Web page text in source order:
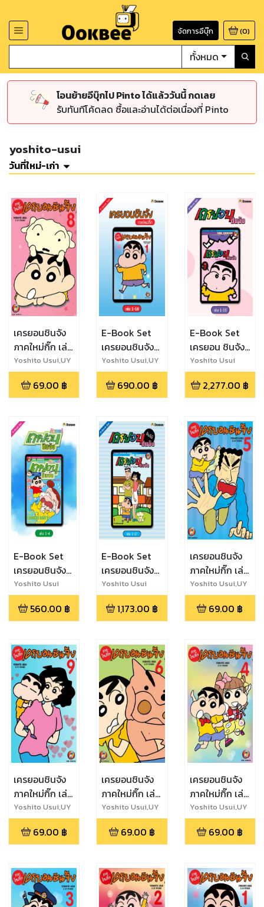
จัดการอีบุ๊ก (0)
ทั้งหมด
โอนย้ายอีบุ๊กไป Pinto ได้แล้ววันนี้ กดเลย
รับทันทีโค้ดลด ซื้อและอ่านได้ต่อเนื่องที่ Pinto
yoshito-usui
วันที่ใหม่-เก่า
เครยอนชินจัง
ภาคใหม่กิ๊ก เล่ม
8
Yoshito Usui,UY
Studio
69.00 ฿
E-Book Set
เครยอนชินจัง
ภาคใหม่กิ๊ก เล่ม
1-10
Yoshito Usui,UY
Studio
690.00 ฿
E-Book Set
เครยอน ชินจัง
เล่ม 1-33
Yoshito Usui
2,277.00 ฿
E-Book Set
เครยอนชินจัง
คัลเลอร์ เล่ม 1-
4
Yoshito Usui
560.00 ฿
E-Book Set
เครยอนชินจัง
จัมโบ้ เล่ม 1-17
Yoshito Usui
1,173.00 ฿
เครยอนชินจัง
ภาคใหม่กิ๊ก เล่ม
5
Yoshito Usui,UY
Studio
69.00 ฿
เครยอนชินจัง
ภาคใหม่กิ๊ก เล่ม
9
Yoshito Usui,UY
Studio
69.00 ฿
เครยอนชินจัง
ภาคใหม่กิ๊ก เล่ม
6
Yoshito Usui,UY
Studio
69.00 ฿
เครยอนชินจัง
ภาคใหม่กิ๊ก เล่ม
4
Yoshito Usui,UY
Studio
69.00 ฿